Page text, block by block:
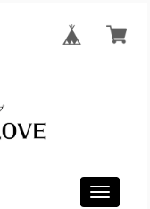
Toggle